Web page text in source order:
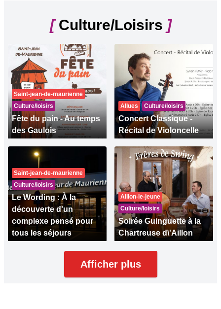
[Culture/Loisirs ]
Saint-jean-de-maurienne
Culture/loisirs
Fête du pain - Au temps
des Gaulois
Allues Culture/loisirs
Concert Classique -
Récital de Violoncelle
Saint-jean-de-maurienne
Culture/loisirs
Le Wording : À la
découverte d'un
complexe pensé pour
tous les séjours
Aillon-le-jeune
Culture/loisirs
Soirée Guinguette à la
Chartreuse d\'Aillon
Afficher plus